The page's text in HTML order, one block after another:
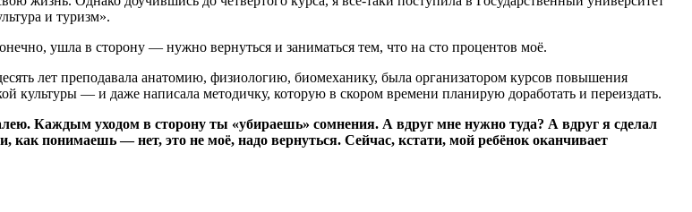
и туризм».
ушла в сторону — нужно вернуться и заниматься тем, что на сто процентов моё.
лет преподавала анатомию, физиологию, биомеханику, была организатором курсов повышения
культуры — и даже написала методичку, которую в скором времени планирую доработать и переиздать.
Каждым уходом в сторону ты «убираешь» сомнения. А вдруг мне нужно туда? А вдруг я сделал
понимаешь — нет, это не моё, надо вернуться. Сейчас, кстати, мой ребёнок оканчивает